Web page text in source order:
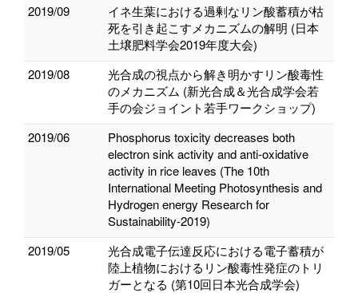
2019/09
イネ生葉における過剰なリン酸蓄積が枯
死を引き起こすメカニズムの解明 (日本
土壌肥料学会2019年度大会)
2019/08
光合成の視点から解き明かすリン酸毒性
のメカニズム (新光合成＆光合成学会若
手の会ジョイント若手ワークショップ)
2019/06
Phosphorus toxicity decreases both
electron sink activity and anti-oxidative
activity in rice leaves (The 10th
International Meeting Photosynthesis and
Hydrogen energy Research for
Sustainability-2019)
2019/05
光合成電子伝達反応における電子蓄積が
陸上植物におけるリン酸毒性発症のトリ
ガーとなる (第10回日本光合成学会)